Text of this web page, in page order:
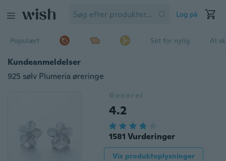
Log på
Populært Set for nylig At
Kundeanmeldelser
925 sølv Plumeria øreringe
Generel
4.2
1581 Vurderinger
Vis produktoplysninger